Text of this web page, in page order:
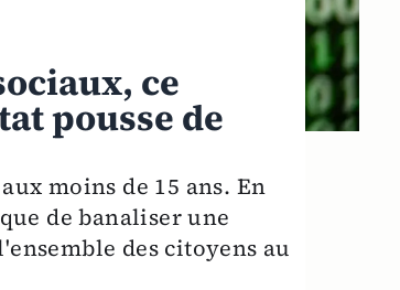
ce
pousse de
moins de 15 ans. En
de banaliser une
des citoyens au